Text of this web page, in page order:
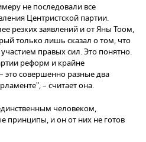
не последовали все
Центристской партии.
резких заявлений и от Яны Тоом,
только лишь сказал о том, что
правых сил. Это понятно.
реформ и крайне
это совершенно разные два
– считает она.
человеком,
принципы, и он от них не готов